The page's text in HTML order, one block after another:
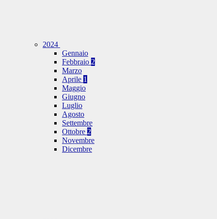
2024
Gennaio
Febbraio 2
Marzo
Aprile 1
Maggio
Giugno
Luglio
Agosto
Settembre
Ottobre 2
Novembre
Dicembre